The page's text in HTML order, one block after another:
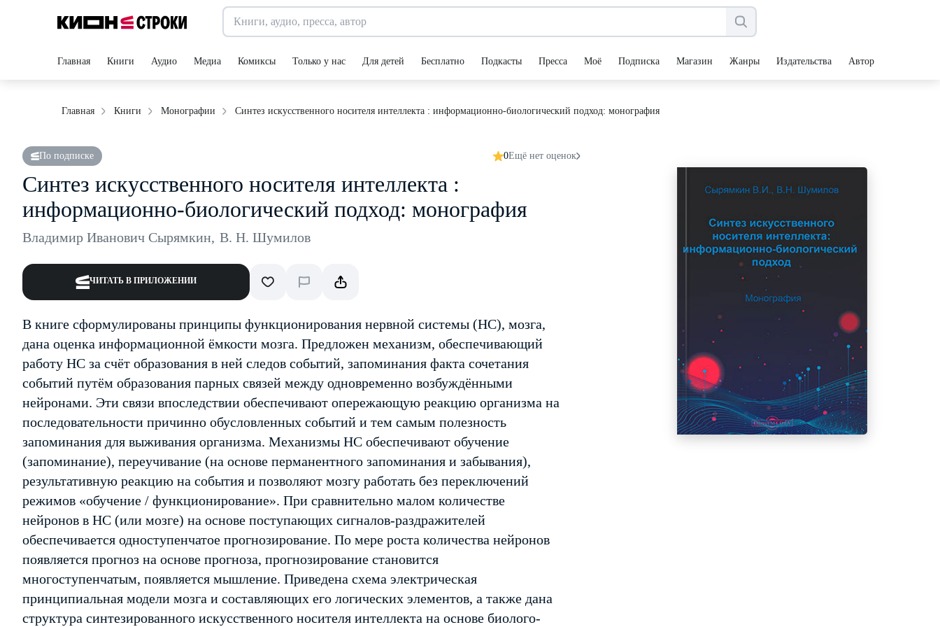
Главная Книги Аудио Медиа Комиксы Только у нас Для детей Бесплатно Подкасты Пресса Моё Подписка Магазин Жанры Издательства Авторы
Главная Книги Монографии Синтез искусственного носителя интеллекта : информационно-биологический подход: монография
По подписке 0Ещё нет оценок
Синтез искусственного носителя интеллекта :
информационно-биологический подход: монография
Владимир Иванович Сырямкин, В. Н. Шумилов
ЧИТАТЬ В ПРИЛОЖЕНИИ
В книге сформулированы принципы функционирования нервной системы (НС), мозга,
дана оценка информационной ёмкости мозга. Предложен механизм, обеспечивающий
работу НС за счёт образования в ней следов событий, запоминания факта сочетания
событий путём образования парных связей между одновременно возбуждёнными
нейронами. Эти связи впоследствии обеспечивают опережающую реакцию организма на
последовательности причинно обусловленных событий и тем самым полезность
запоминания для выживания организма. Механизмы НС обеспечивают обучение
(запоминание), переучивание (на основе перманентного запоминания и забывания),
результативную реакцию на события и позволяют мозгу работать без переключений
режимов «обучение / функционирование». При сравнительно малом количестве
нейронов в НС (или мозге) на основе поступающих сигналов-раздражителей
обеспечивается одноступенчатое прогнозирование. По мере роста количества нейронов
появляется прогноз на основе прогноза, прогнозирование становится
многоступенчатым, появляется мышление. Приведена схема электрическая
принципиальная модели мозга и составляющих его логических элементов, а также дана
структура синтезированного искусственного носителя интеллекта на основе биолого-